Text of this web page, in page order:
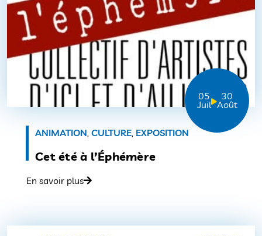
05
Juil
30
Août
ANIMATION, CULTURE, EXPOSITION
Cet été à l’Éphémère
En savoir plus